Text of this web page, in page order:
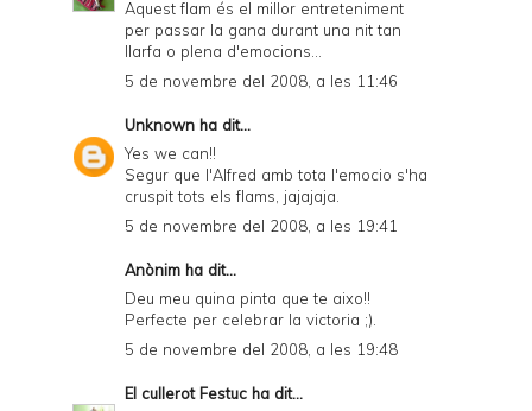
y
a
d
P
D
Aquest flam és el millor entreteniment
per passar la gana durant una nit tan
llarfa o plena d'emocions...
5 de novembre del 2008, a les 11:46
Unknown ha dit...
Yes we can!!
Segur que l'Alfred amb tota l'emocio s'ha
cruspit tots els flams, jajajaja.
5 de novembre del 2008, a les 19:41
Anònim ha dit...
Deu meu quina pinta que te aixo!!
Perfecte per celebrar la victoria ;).
5 de novembre del 2008, a les 19:48
El cullerot Festuc ha dit...